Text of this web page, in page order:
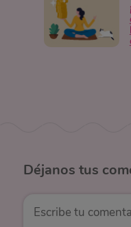
Déjanos tus